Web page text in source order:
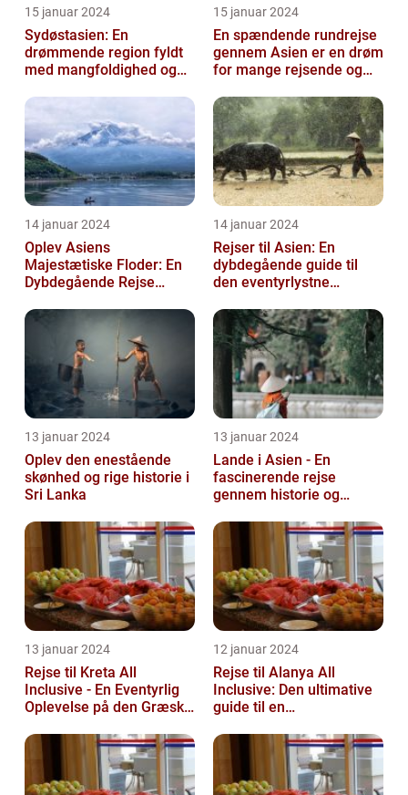
15 januar 2024
Sydøstasien: En
drømmende region fyldt
med mangfoldighed og
15 januar 2024
En spændende rundrejse
gennem Asien er en drøm
for mange rejsende og
14 januar 2024
Oplev Asiens
Majestætiske Floder: En
Dybdegående Rejse
Skønhed
14 januar 2024
Rejser til Asien: En
dybdegående guide til
den eventyrlystne
13 januar 2024
Oplev den enestående
skønhed og rige historie i
Sri Lanka
13 januar 2024
Lande i Asien - En
fascinerende rejse
gennem historie og
13 januar 2024
Rejse til Kreta All
Inclusive - En Eventyrlig
Oplevelse på den Græske
12 januar 2024
Rejse til Alanya All
Inclusive: Den ultimative
guide til en